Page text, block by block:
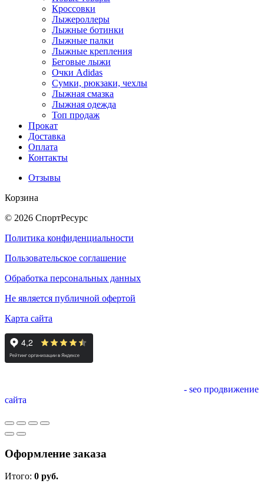
Кроссовки
Лыжероллеры
Лыжные ботинки
Лыжные палки
Лыжные крепления
Беговые лыжи
Очки Adidas
Сумки, рюкзаки, чехлы
Лыжная смазка
Лыжная одежда
Топ продаж
Прокат
Доставка
Оплата
Контакты
Отзывы
Корзина
© 2026 СпортРесурс
Политика конфиденциальности
Пользовательское соглашение
Обработка персональных данных
Не является публичной офертой
Карта сайта
- seo продвижение
сайта
Оформление заказа
Итого: 0 руб.